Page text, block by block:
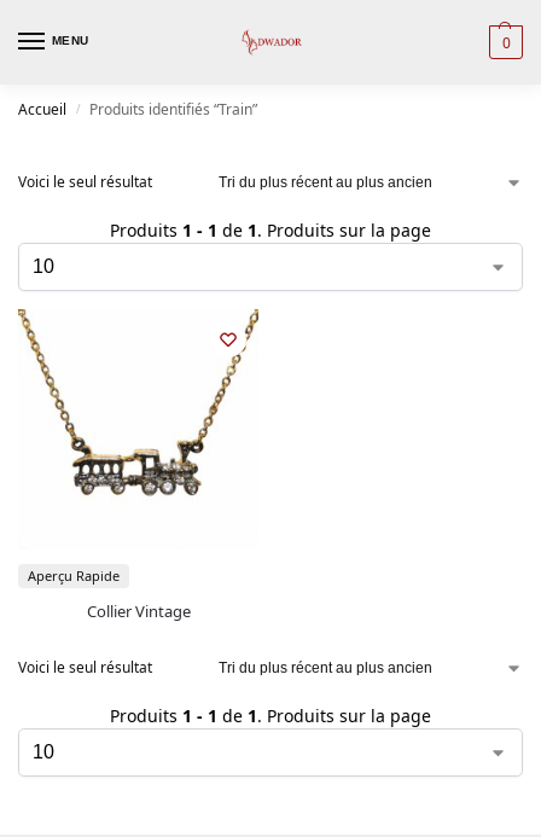
MENU 0
Accueil / Produits identifiés “Train”
Voici le seul résultat
Produits 1 - 1 de 1. Produits sur la page
Collier Vintage
Aperçu Rapide
Voici le seul résultat
Produits 1 - 1 de 1. Produits sur la page